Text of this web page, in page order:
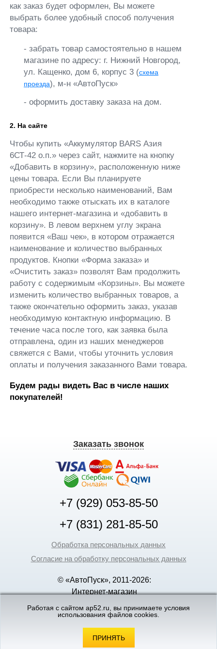
как заказ будет оформлен, Вы можете
выбрать более удобный способ получения
товара:
- забрать товар самостоятельно в нашем
магазине по адресу: г. Нижний Новгород,
ул. Кащенко, дом 6, корпус 3 (схема
проезда), м-н «АвтоПуск»
- оформить доставку заказа на дом.
2. На сайте
Чтобы купить «Аккумулятор BARS Азия
6СТ-42 о.п.» через сайт, нажмите на кнопку
«Добавить в корзину», расположенную ниже
цены товара. Если Вы планируете
приобрести несколько наименований, Вам
необходимо также отыскать их в каталоге
нашего интернет-магазина и «добавить в
корзину». В левом верхнем углу экрана
появится «Ваш чек», в котором отражается
наименование и количество выбранных
продуктов. Кнопки «Форма заказа» и
«Очистить заказ» позволят Вам продолжить
работу с содержимым «Корзины». Вы можете
изменить количество выбранных товаров, а
также окончательно оформить заказ, указав
необходимую контактную информацию. В
течение часа после того, как заявка была
отправлена, один из наших менеджеров
свяжется с Вами, чтобы уточнить условия
оплаты и получения заказанного Вами товара.
Будем рады видеть Вас в числе наших
покупателей!
Заказать звонок
+7 (929) 053-85-50
+7 (831) 281-85-50
Обработка персональных данных
Согласие на обработку персональных данных
© «АвтоПуск», 2011-2026:
Интернет-магазин
Новгороде
«Вебмеханика»- создание и поддержка
интернет-магазинов
Работая с сайтом ap52.ru, вы принимаете условия
использования файлов cookies.
ПРИНЯТЬ